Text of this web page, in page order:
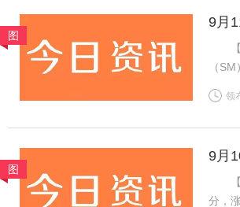
图
9月
【
（
磅，
领
图
9月
【
分，